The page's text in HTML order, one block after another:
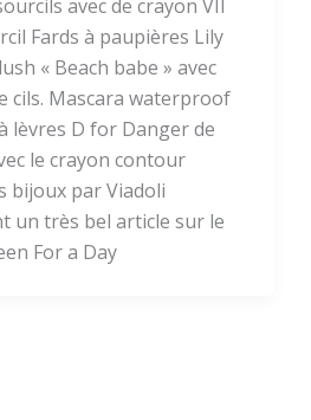
avec de crayon VII
Fards à paupières Lily
« Beach babe » avec
cils. Mascara waterproof
lèvres D for Danger de
le crayon contour
bijoux par Viadoli
un très bel article sur le
For a Day